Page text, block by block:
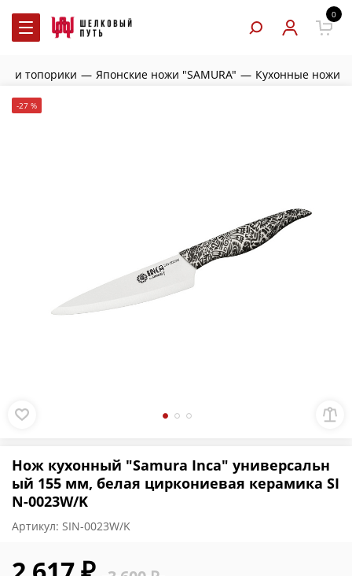
0
и топорики — Японские ножи "SAMURA" — Кухонные ножи
-27 %
Нож кухонный "Samura Inca" универсальн
ый 155 мм, белая циркониевая керамика SI
N-0023W/K
Артикул: SIN-0023W/K